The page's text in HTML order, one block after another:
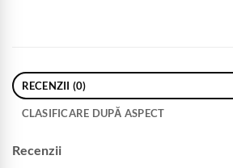
RECENZII (0)
CLASIFICARE DUPĂ ASPECT
Recenzii